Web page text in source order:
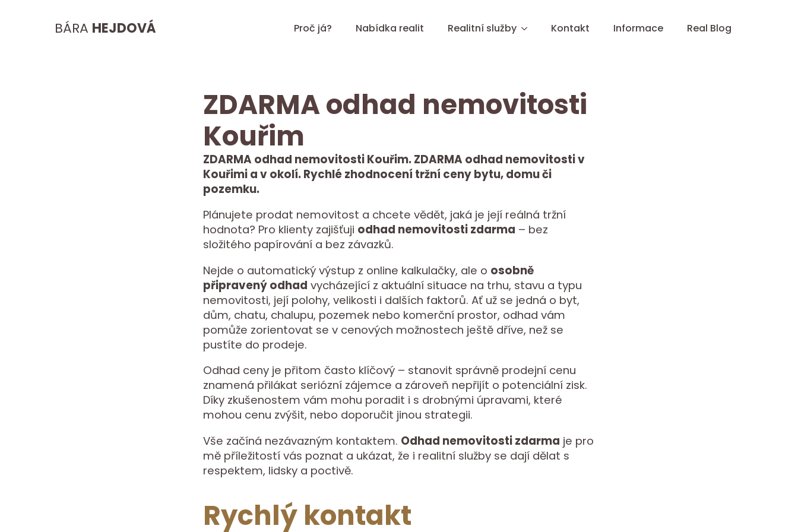
BÁRA HEJDOVÁ Proč já? Nabídka realit Realitní služby Kontakt Informace Real Blog
ZDARMA odhad nemovitosti
Kouřim
ZDARMA odhad nemovitosti Kouřim. ZDARMA odhad nemovitosti v
Kouřimi a v okolí. Rychlé zhodnocení tržní ceny bytu, domu či
pozemku.
Plánujete prodat nemovitost a chcete vědět, jaká je její reálná tržní
hodnota? Pro klienty zajišťuji odhad nemovitosti zdarma – bez
složitého papírování a bez závazků.
Nejde o automatický výstup z online kalkulačky, ale o osobně
připravený odhad vycházející z aktuální situace na trhu, stavu a typu
nemovitosti, její polohy, velikosti i dalších faktorů. Ať už se jedná o byt,
dům, chatu, chalupu, pozemek nebo komerční prostor, odhad vám
pomůže zorientovat se v cenových možnostech ještě dříve, než se
pustíte do prodeje.
Odhad ceny je přitom často klíčový – stanovit správně prodejní cenu
znamená přilákat seriózní zájemce a zároveň nepřijít o potenciální zisk.
Díky zkušenostem vám mohu poradit i s drobnými úpravami, které
mohou cenu zvýšit, nebo doporučit jinou strategii.
Vše začíná nezávazným kontaktem. Odhad nemovitosti zdarma je pro
mě příležitostí vás poznat a ukázat, že i realitní služby se dají dělat s
respektem, lidsky a poctivě.
Rychlý kontakt